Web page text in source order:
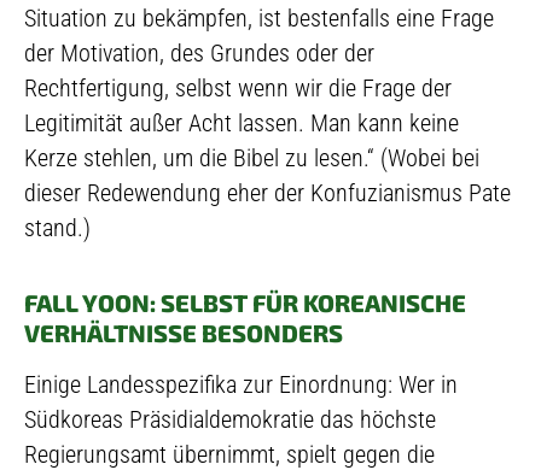
Situation zu bekämpfen, ist bestenfalls eine Frage
der Motivation, des Grundes oder der
Rechtfertigung, selbst wenn wir die Frage der
Legitimität außer Acht lassen. Man kann keine
Kerze stehlen, um die Bibel zu lesen.“ (Wobei bei
dieser Redewendung eher der Konfuzianismus Pate
stand.)
FALL YOON: SELBST FÜR KOREANISCHE
VERHÄLTNISSE BESONDERS
Einige Landesspezifika zur Einordnung: Wer in
Südkoreas Präsidialdemokratie das höchste
Regierungsamt übernimmt, spielt gegen die